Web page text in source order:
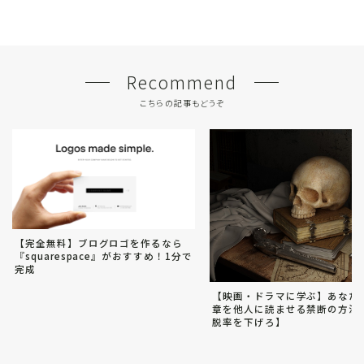
Recommend
こちらの記事もどうぞ
【完全無料】ブログロゴを作るなら
『squarespace』がおすすめ！1分で
完成
【映画・ドラマに学ぶ】あなた
章を他人に読ませる禁断の方法
脱率を下げろ】